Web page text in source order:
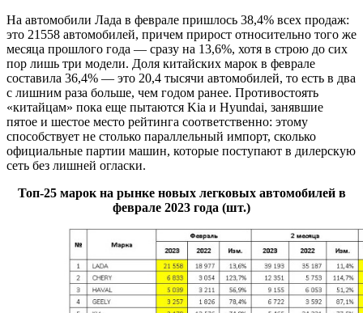
На автомобили Лада в феврале пришлось 38,4% всех продаж:
это 21558 автомобилей, причем прирост относительно того же
месяца прошлого года — сразу на 13,6%, хотя в строю до сих
пор лишь три модели. Доля китайских марок в феврале
составила 36,4% — это 20,4 тысячи автомобилей, то есть в два
с лишним раза больше, чем годом ранее. Противостоять
«китайцам» пока еще пытаются Kia и Hyundai, занявшие
пятое и шестое место рейтинга соответственно: этому
способствует не столько параллельный импорт, сколько
официальные партии машин, которые поступают в дилерскую
сеть без лишней огласки.
Топ-25 марок на рынке новых легковых автомобилей в
феврале 2023 года (шт.)